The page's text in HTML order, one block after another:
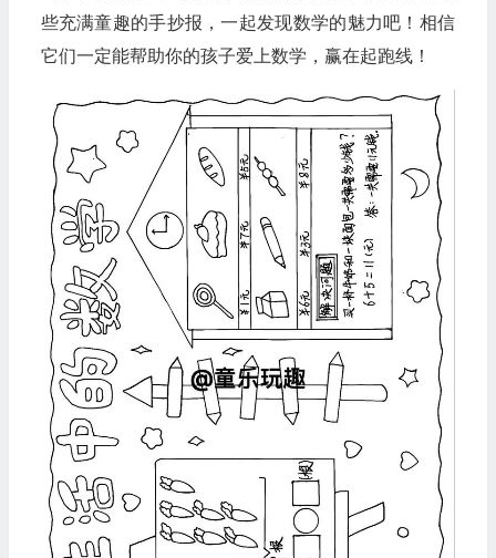
些充满童趣的手抄报，一起发现数学的魅力吧！相信
它们一定能帮助你的孩子爱上数学，赢在起跑线！